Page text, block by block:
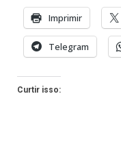
Imprimir
Telegram
Curtir isso: